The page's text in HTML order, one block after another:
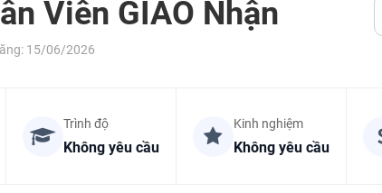
Viên GIAO Nhận
15/06/2026
Trình độ
Không yêu cầu
Kinh nghiệm
Không yêu cầu